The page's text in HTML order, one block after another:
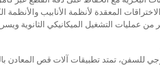
المعقدة لأنظمة الأنابيب والأنظمة
من عمليات التشغيل الميكانيكي الثانوية
للسفن، تمتد تطبيقات آلات قص المعادن